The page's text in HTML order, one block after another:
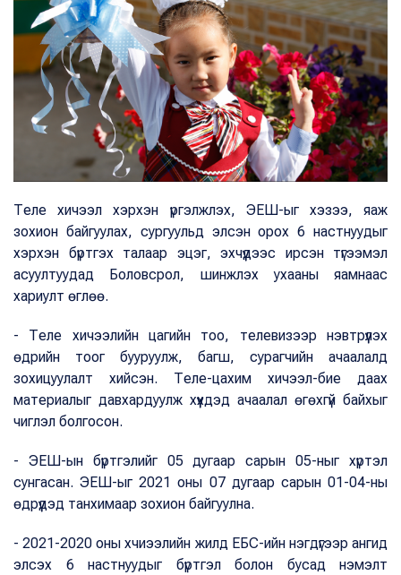
Теле хичээл хэрхэн үргэлжлэх, ЭЕШ-ыг хэзээ, яаж
зохион байгуулах, сургуульд элсэн орох 6 настнуудыг
хэрхэн бүртгэх талаар эцэг, эхчүүдээс ирсэн түгээмэл
асуултуудад Боловсрол, шинжлэх ухааны яамнаас
хариулт өглөө.
- Теле хичээлийн цагийн тоо, телевизээр нэвтрүүлэх
өдрийн тоог бууруулж, багш, сурагчийн ачаалалд
зохицуулалт хийсэн. Теле-цахим хичээл-бие даах
материалыг давхардуулж хүүхдэд ачаалал өгөхгүй байхыг
чиглэл болгосон.
- ЭЕШ-ын бүртгэлийг 05 дугаар сарын 05-ныг хүртэл
сунгасан. ЭЕШ-ыг 2021 оны 07 дугаар сарын 01-04-ны
өдрүүдэд танхимаар зохион байгуулна.
- 2021-2020 оны хчиээлийн жилд ЕБС-ийн нэгдүгээр ангид
элсэх 6 настнуудыг бүртгэл болон бусад нэмэлт